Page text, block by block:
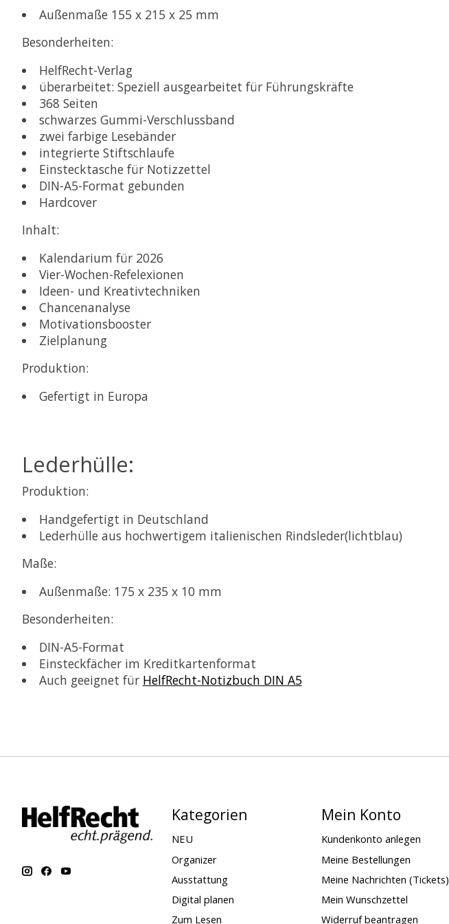
Außenmaße 155 x 215 x 25 mm
Besonderheiten:
HelfRecht-Verlag
überarbeitet: Speziell ausgearbeitet für Führungskräfte
368 Seiten
schwarzes Gummi-Verschlussband
zwei farbige Lesebänder
integrierte Stiftschlaufe
Einstecktasche für Notizzettel
DIN-A5-Format gebunden
Hardcover
Inhalt:
Kalendarium für 2026
Vier-Wochen-Refelexionen
Ideen- und Kreativtechniken
Chancenanalyse
Motivationsbooster
Zielplanung
Produktion:
Gefertigt in Europa
Lederhülle:
Produktion:
Handgefertigt in Deutschland
Lederhülle aus hochwertigem italienischen Rindsleder(lichtblau)
Maße:
Außenmaße: 175 x 235 x 10 mm
Besonderheiten:
DIN-A5-Format
Einsteckfächer im Kreditkartenformat
Auch geeignet für HelfRecht-Notizbuch DIN A5
Kategorien
NEU
Organizer
Ausstattung
Digital planen
Zum Lesen
Mein Konto
Kundenkonto anlegen
Meine Bestellungen
Meine Nachrichten (Tickets)
Mein Wunschzettel
Widerruf beantragen